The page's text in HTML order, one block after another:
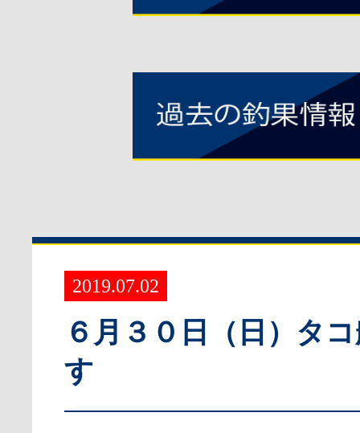
2019.07.02
６月３０日（日）タ
す